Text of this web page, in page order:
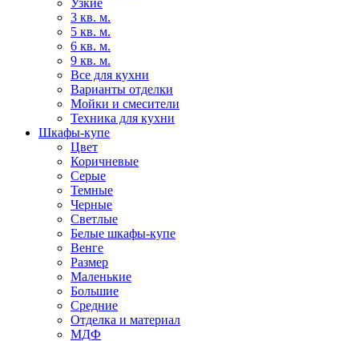
Узкие
3 кв. м.
5 кв. м.
6 кв. м.
9 кв. м.
Все для кухни
Варианты отделки
Мойки и смесители
Техника для кухни
Шкафы-купе
Цвет
Коричневые
Серые
Темные
Черные
Светлые
Белые шкафы-купе
Венге
Размер
Маленькие
Большие
Средние
Отделка и материал
МДФ